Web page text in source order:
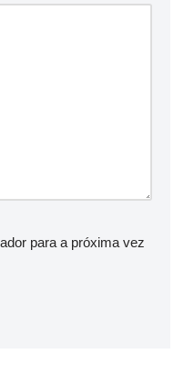
para a próxima vez